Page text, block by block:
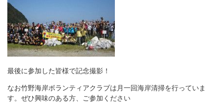
最後に参加した皆様で記念撮影！
なお竹野海岸ボランティアクラブは月一回海岸清掃を行っていま
す。ぜひ興味のある方、ご参加ください